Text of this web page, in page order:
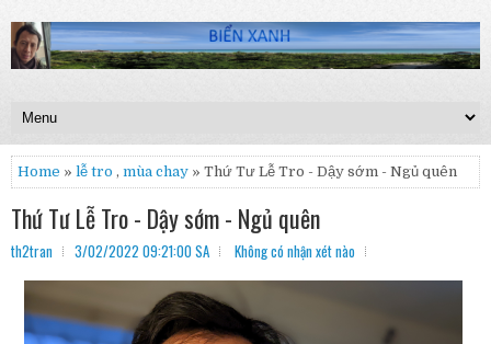
Home » lễ tro , mùa chay » Thứ Tư Lễ Tro - Dậy sớm - Ngủ quên
Thứ Tư Lễ Tro - Dậy sớm - Ngủ quên
th2tran 3/02/2022 09:21:00 SA Không có nhận xét nào